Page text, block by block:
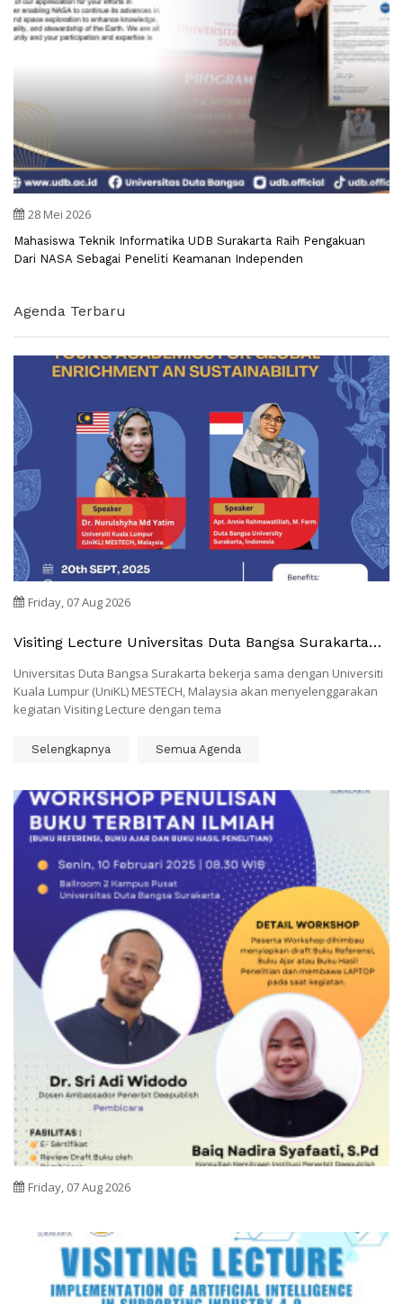
28 Mei 2026
Mahasiswa Teknik Informatika UDB Surakarta Raih Pengakuan
Dari NASA Sebagai Peneliti Keamanan Independen
Agenda Terbaru
Friday, 07 Aug 2026
Visiting Lecture Universitas Duta Bangsa Surakarta
Enrichment And Sustainability"
Universitas Duta Bangsa Surakarta bekerja sama dengan Universiti
Kuala Lumpur (UniKL) MESTECH, Malaysia akan menyelenggarakan
kegiatan Visiting Lecture dengan tema
Selengkapnya Semua Agenda
Friday, 07 Aug 2026